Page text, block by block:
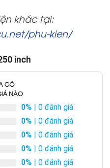
khác tại:
phu-kien/
inch
CÓ
NÀO
0% | 0 đánh giá
0% | 0 đánh giá
0% | 0 đánh giá
0% | 0 đánh giá
0% | 0 đánh giá